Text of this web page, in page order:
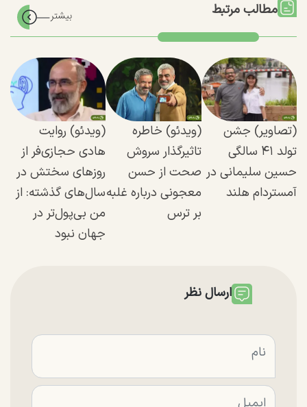
مطالب مرتبط
(تصاویر) جشن
تولد ۴۱ سالگی
حسین سلیمانی در
آمستردام هلند
(ویدئو) خاطره
تاثیرگذار سروش
صحت از حسن
معجونی درباره غلبه
بر ترس
(ویدئو) روایت
هادی حجازی‌فر از
روز‌های سختش در
سال‌های گذشته: از
من بی‌پول‌تر در
جهان نبود
ارسال نظر